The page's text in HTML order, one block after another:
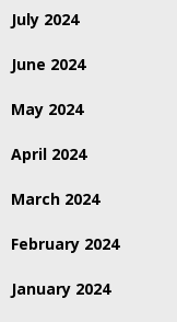
July 2024
June 2024
May 2024
April 2024
March 2024
February 2024
January 2024